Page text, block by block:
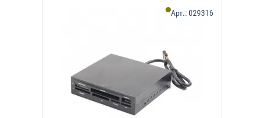
Арт.:029316